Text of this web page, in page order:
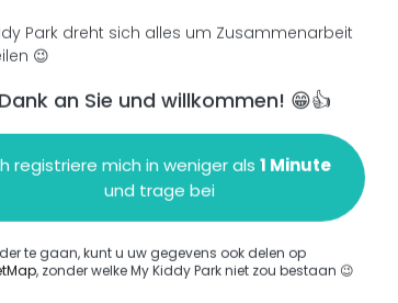
Kommentar hinzufügen
Park dreht sich alles um Zusammenarbeit
😉
an Sie und willkommen! 😁👍
registriere mich in weniger als 1 Minute
und trage bei
te gaan, kunt u uw gegevens ook delen op
, zonder welke My Kiddy Park niet zou bestaan 😉